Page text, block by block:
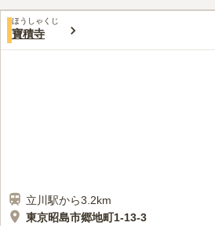
ほうしゃくじ
寶積寺
立川駅から3.2km
東京昭島市郷地町1-13-3